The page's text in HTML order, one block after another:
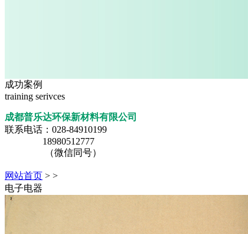
成功案例
training serivces
成都普乐达环保新材料有限公司
联系电话：028-84910199
18980512777
（微信同号）
网站首页 > >
电子电器